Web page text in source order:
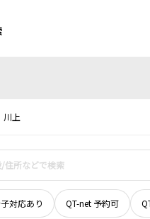
川上
対応あり QT-net 予約可